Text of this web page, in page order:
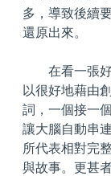
多，導致後續
還原出來。
以很好地藉由
詞，一個接一
讓大腦自動串
所代表相對完
與故事。更甚